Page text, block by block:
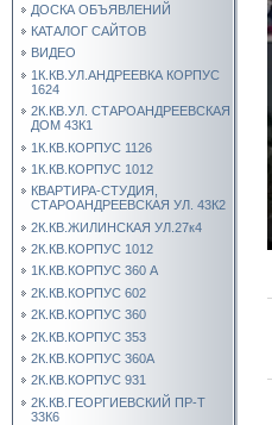
ДОСКА ОБЪЯВЛЕНИЙ
КАТАЛОГ САЙТОВ
ВИДЕО
1К.КВ.УЛ.АНДРЕЕВКА КОРПУС
1624
2К.КВ.УЛ. СТАРОАНДРЕЕВСКАЯ
ДОМ 43К1
1К.КВ.КОРПУС 1126
1К.КВ.КОРПУС 1012
КВАРТИРА-СТУДИЯ,
СТАРОАНДРЕЕВСКАЯ УЛ. 43К2
2К.КВ.ЖИЛИНСКАЯ УЛ.27к4
2К.КВ.КОРПУС 1012
1К.КВ.КОРПУС 360 А
2К.КВ.КОРПУС 602
2К.КВ.КОРПУС 360
2К.КВ.КОРПУС 353
2К.КВ.КОРПУС 360А
2К.КВ.КОРПУС 931
2К.КВ.ГЕОРГИЕВСКИЙ ПР-Т
33К6